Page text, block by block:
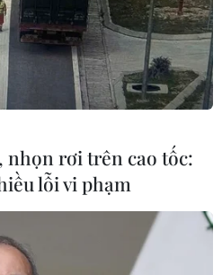
động vật
tuyệt chủng
Bắc Bộ sẽ
Việt Nam?
nhọn rơi trên cao tốc:
lỗi vi phạm